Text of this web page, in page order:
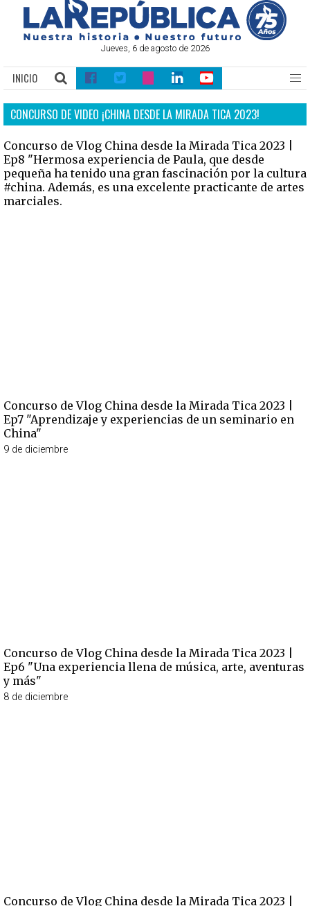
Jueves, 6 de agosto de 2026
INICIO
CONCURSO DE VIDEO ¡CHINA DESDE LA MIRADA TICA 2023!
Concurso de Vlog China desde la Mirada Tica 2023 |
Ep8 "Hermosa experiencia de Paula, que desde
pequeña ha tenido una gran fascinación por la cultura
#china. Además, es una excelente practicante de artes
marciales.
Concurso de Vlog China desde la Mirada Tica 2023 |
Ep7 "Aprendizaje y experiencias de un seminario en
China"
9 de diciembre
Concurso de Vlog China desde la Mirada Tica 2023 |
Ep6 "Una experiencia llena de música, arte, aventuras
y más"
8 de diciembre
Concurso de Vlog China desde la Mirada Tica 2023 |